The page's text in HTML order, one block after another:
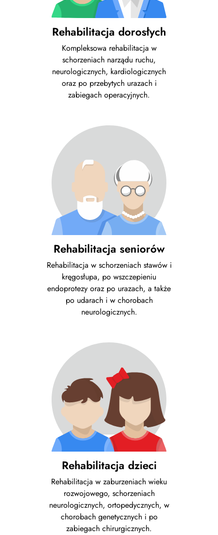
Rehabilitacja dorosłych
Kompleksowa rehabilitacja w
schorzeniach narządu ruchu,
neurologicznych, kardiologicznych
oraz po przebytych urazach i
zabiegach operacyjnych.
Rehabilitacja seniorów
Rehabilitacja w schorzeniach stawów i
kręgosłupa, po wszczepieniu
endoprotezy oraz po urazach, a także
po udarach i w chorobach
neurologicznych.
Rehabilitacja dzieci
Rehabilitacja w zaburzeniach wieku
rozwojowego, schorzeniach
neurologicznych, ortopedycznych, w
chorobach genetycznych i po
zabiegach chirurgicznych.